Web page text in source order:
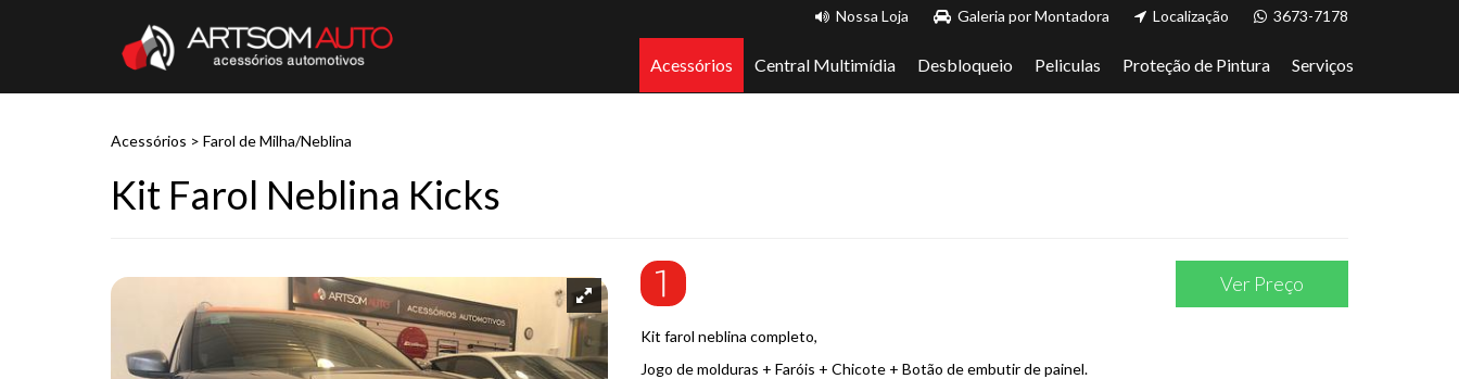
Nossa Loja Galeria por Montadora Localização 3673-7178
Acessórios Central Multimídia Desbloqueio Peliculas Proteção de Pintura Serviços
Acessórios > Farol de Milha/Neblina
Kit Farol Neblina Kicks
Ver Preço
Kit farol neblina completo,
Jogo de molduras + Faróis + Chicote + Botão de embutir de painel.